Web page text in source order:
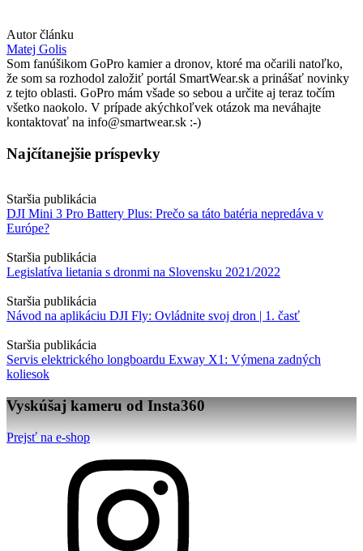
Autor článku
Matej Golis
Som fanúšikom GoPro kamier a dronov, ktoré ma očarili natoľko,
že som sa rozhodol založiť portál SmartWear.sk a prinášať novinky
z tejto oblasti. GoPro mám všade so sebou a určite aj teraz točím
všetko naokolo. V prípade akýchkoľvek otázok ma neváhajte
kontaktovať na info@smartwear.sk :-)
Najčítanejšie príspevky
Staršia publikácia
DJI Mini 3 Pro Battery Plus: Prečo sa táto batéria nepredáva v
Európe?
Staršia publikácia
Legislatíva lietania s dronmi na Slovensku 2021/2022
Staršia publikácia
Návod na aplikáciu DJI Fly: Ovládnite svoj dron | 1. časť
Staršia publikácia
Servis elektrického longboardu Exway X1: Výmena zadných
koliesok
Vyskúšaj kameru od Insta360
Prejsť na e-shop